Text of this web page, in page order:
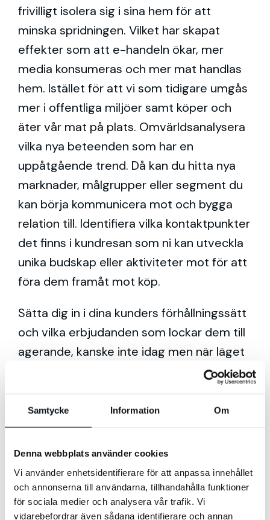
Samtycke Information Om
Denna webbplats använder cookies
Vi använder enhetsidentifierare för att anpassa innehållet
och annonserna till användarna, tillhandahålla funktioner
för sociala medier och analysera vår trafik. Vi
vidarebefordrar även sådana identifierare och annan
frivilligt isolera sig i sina hem för att
minska spridningen. Vilket har skapat
effekter som att e-handeln ökar, mer
media konsumeras och mer mat handlas
hem. Istället för att vi som tidigare umgås
mer i offentliga miljöer samt köper och
äter vår mat på plats. Omvärldsanalysera
vilka nya beteenden som har en
uppåtgående trend. Då kan du hitta nya
marknader, målgrupper eller segment du
kan börja kommunicera mot och bygga
relation till. Identifiera vilka kontaktpunkter
det finns i kundresan som ni kan utveckla
unika budskap eller aktiviteter mot för att
föra dem framåt mot köp.
Sätta dig in i dina kunders förhållningssätt
och vilka erbjudanden som lockar dem till
agerande, kanske inte idag men när läget
vänder behöver du finnas i din målgrupps
tankar. En tanke att ha med sig är att för
bara 20 år sedan hade ingen ett behov av
en iPad, det behovet har Apple helt och
hållet själva byggt upp och skapat. Vilket
gjordes med kontinuerlig och frekvent
marknadsföring.